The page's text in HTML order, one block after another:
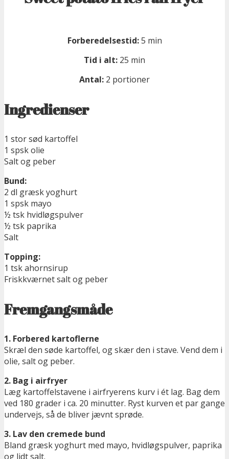
Forberedelsestid:5 min
Tid i alt: 25 min
Antal: 2 portioner
Ingredienser
1 stor sød kartoffel
1 spsk olie
Salt og peber
Bund:
2 dl græsk yoghurt
1 spsk mayo
½ tsk hvidløgspulver
½ tsk paprika
Salt
Topping:
1 tsk ahornsirup
Friskkværnet salt og peber
Fremgangsmåde
1. Forbered kartoflerne
Skræl den søde kartoffel, og skær den i stave. Vend dem i
olie, salt og peber.
2. Bag i airfryer
Læg kartoffelstavene i airfryerens kurv i ét lag. Bag dem
ved 180 grader i ca. 20 minutter. Ryst kurven et par gange
undervejs, så de bliver jævnt sprøde.
3. Lav den cremede bund
Bland græsk yoghurt med mayo, hvidløgspulver, paprika
og lidt salt.